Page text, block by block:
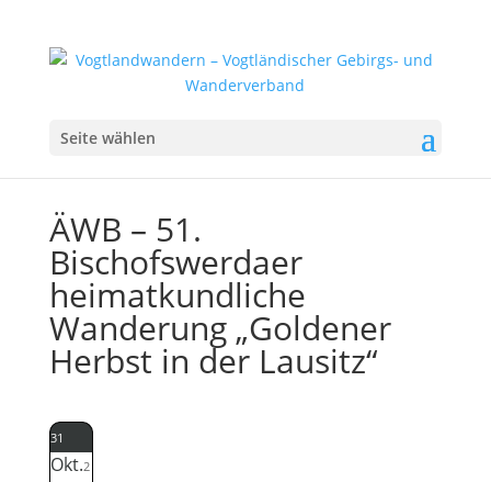
Seite wählen
ÄWB – 51.
Bischofswerdaer
heimatkundliche
Wanderung „Goldener
Herbst in der Lausitz“
31
Okt.2